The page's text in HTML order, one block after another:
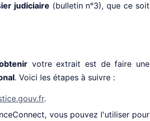
judiciaire (bulletin n°3), que ce soit
votre extrait est de faire une
. Voici les étapes à suivre :
.
vous pouvez l'utiliser pour